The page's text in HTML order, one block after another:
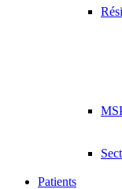
Patients